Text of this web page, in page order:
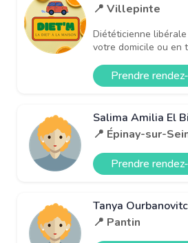
📍 Villepinte
Diététicienne
votre domicile ou en
Prendre
Salima Amilia El
📍 Épinay-sur-
Prendre
Tanya
📍 Pantin